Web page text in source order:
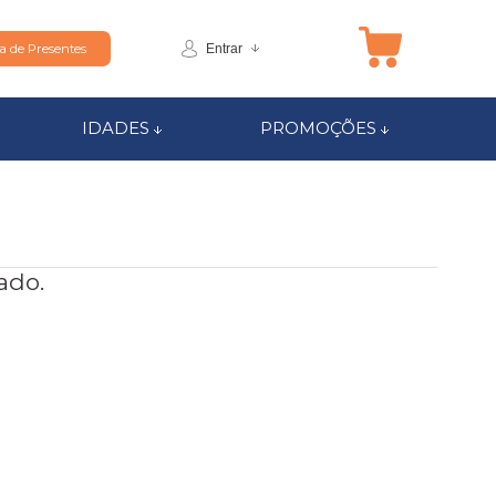
de Presentes Entrar
IDADES PROMOÇÕES